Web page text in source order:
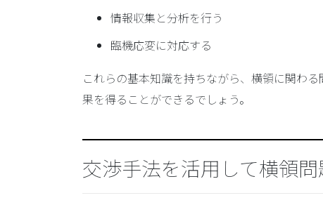
情報収集と分析を行う
臨機応変に対応する
これらの基本知識を持ちながら、横領に関わ
果を得ることができるでしょう。
交渉手法を活用して横領